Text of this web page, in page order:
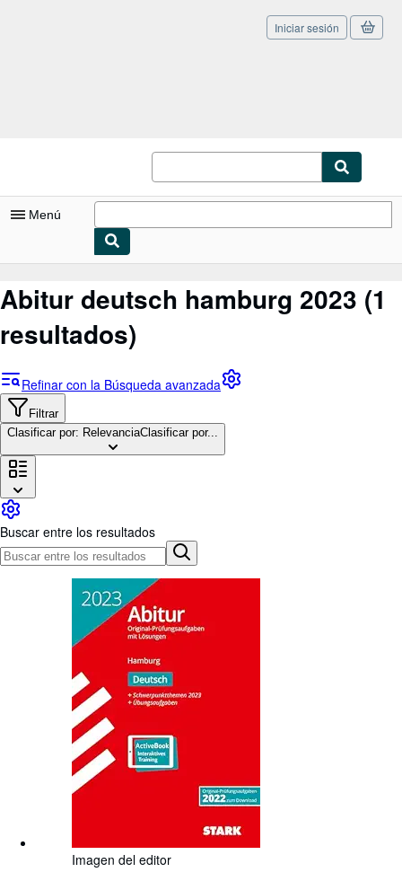
Pasar al contenido principal
Iniciar sesión
Menú
Consultar mis pedidos
Cerrar sesión
Búsqueda avanzada
Colecciones
Libros antiguos
Arte y coleccionismo
Vendedores
Comenzar a vender
Ayuda
Abitur deutsch hamburg 2023 (1
resultados)
Refinar con la Búsqueda avanzada
Filtrar
Clasificar por: RelevanciaClasificar por...
Buscar entre los resultados
Imagen del editor